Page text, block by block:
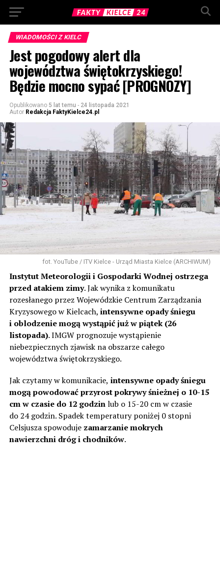
WIADOMOŚCI Z KIELC
Jest pogodowy alert dla
województwa świętokrzyskiego!
Będzie mocno sypać [PROGNOZY]
Opublikowano 5 lat temu - 24 listopada 2021
Autor Redakcja FaktyKielce24.pl
fot. YouTube / ITV Kielce - Urząd Miasta Kielce (ARCHIWUM)
Instytut Meteorologii i Gospodarki Wodnej ostrzega
przed atakiem zimy. Jak wynika z komunikatu
rozesłanego przez Wojewódzkie Centrum Zarządzania
Kryzysowego w Kielcach, intensywne opady śniegu
i oblodzenie mogą wystąpić już w piątek (26
listopada). IMGW prognozuje wystąpienie
niebezpiecznych zjawisk na obszarze całego
województwa świętokrzyskiego.
Jak czytamy w komunikacie, intensywne opady śniegu
mogą powodować przyrost pokrywy śnieżnej o 10-15
cm w czasie do 12 godzinlub o 15-20 cm w czasie
do 24 godzin. Spadek temperatury poniżej 0 stopni
Celsjusza spowoduje zamarzanie mokrych
nawierzchni dróg i chodników.